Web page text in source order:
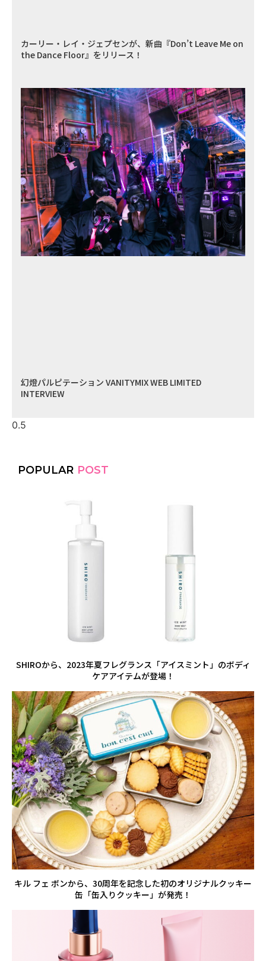
カーリー・レイ・ジェプセンが、新曲『Don’t Leave Me on
the Dance Floor』をリリース！
幻燈パルピテーション VANITYMIX WEB LIMITED
INTERVIEW
POPULAR POST
SHIROから、2023年夏フレグランス「アイスミント」のボディ
ケアアイテムが登場！
キル フェ ボンから、30周年を記念した初のオリジナルクッキー
缶「缶入りクッキー」が発売！